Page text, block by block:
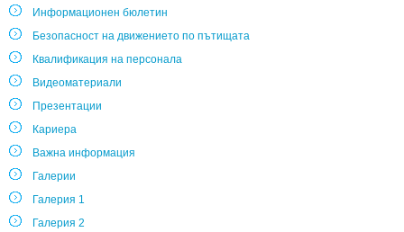
Информационен бюлетин
Безопасност на движението по пътищата
Квалификация на персонала
Видеоматериали
Презентации
Кариера
Важна информация
Галерии
Галерия 1
Галерия 2